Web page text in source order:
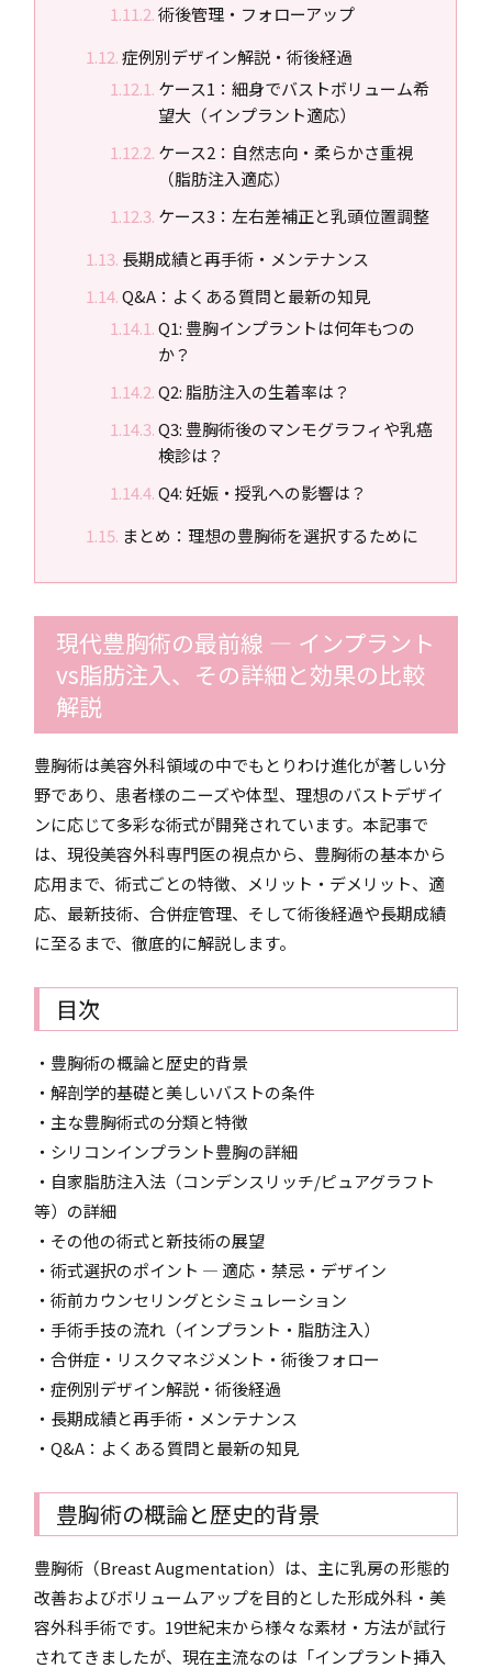
術後管理・フォローアップ
症例別デザイン解説・術後経過
ケース1：細身でバストボリューム希
望大（インプラント適応）
ケース2：自然志向・柔らかさ重視
（脂肪注入適応）
ケース3：左右差補正と乳頭位置調整
長期成績と再手術・メンテナンス
Q&A：よくある質問と最新の知見
Q1: 豊胸インプラントは何年もつの
か？
Q2: 脂肪注入の生着率は？
Q3: 豊胸術後のマンモグラフィや乳癌
検診は？
Q4: 妊娠・授乳への影響は？
まとめ：理想の豊胸術を選択するために
現代豊胸術の最前線 ― インプラント
vs脂肪注入、その詳細と効果の比較
解説
豊胸術は美容外科領域の中でもとりわけ進化が著しい分
野であり、患者様のニーズや体型、理想のバストデザイ
ンに応じて多彩な術式が開発されています。本記事で
は、現役美容外科専門医の視点から、豊胸術の基本から
応用まで、術式ごとの特徴、メリット・デメリット、適
応、最新技術、合併症管理、そして術後経過や長期成績
に至るまで、徹底的に解説します。
目次
・豊胸術の概論と歴史的背景
・解剖学的基礎と美しいバストの条件
・主な豊胸術式の分類と特徴
・シリコンインプラント豊胸の詳細
・自家脂肪注入法（コンデンスリッチ/ピュアグラフト
等）の詳細
・その他の術式と新技術の展望
・術式選択のポイント ― 適応・禁忌・デザイン
・術前カウンセリングとシミュレーション
・手術手技の流れ（インプラント・脂肪注入）
・合併症・リスクマネジメント・術後フォロー
・症例別デザイン解説・術後経過
・長期成績と再手術・メンテナンス
・Q&A：よくある質問と最新の知見
豊胸術の概論と歴史的背景
豊胸術（Breast Augmentation）は、主に乳房の形態的
改善およびボリュームアップを目的とした形成外科・美
容外科手術です。19世紀末から様々な素材・方法が試行
されてきましたが、現在主流なのは「インプラント挿入